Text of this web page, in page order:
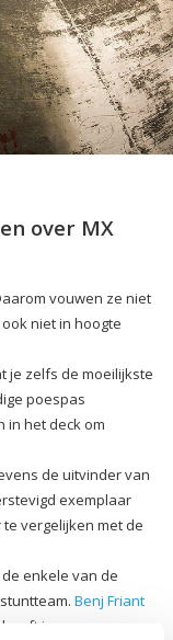
over MX
vouwen ze niet
niet in hoogte
je zelfs de moeilijkste
poespas
in het deck om
de uitvinder van
exemplaar
vergelijken met de
enkele van de
Benj Friant
jaren aan